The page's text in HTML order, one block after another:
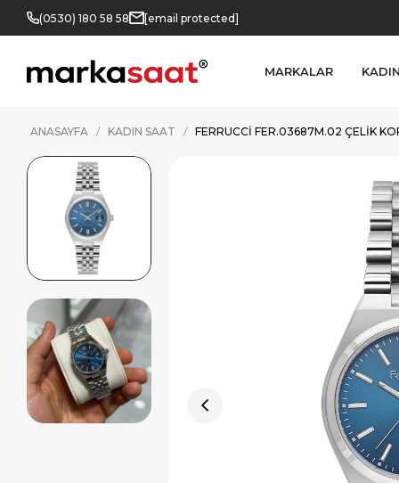
(0530) 180 58 58 [email protected]
MARKALAR
ANASAYFA KADIN SAAT FERRUCCI FER.03687M.02 ÇELIK